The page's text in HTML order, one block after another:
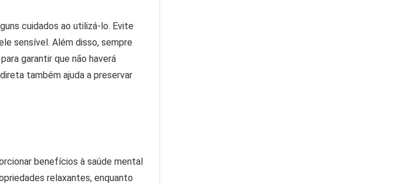
cuidados ao utilizá-lo. Evite
sensível. Além disso, sempre
garantir que não haverá
também ajuda a preservar
benefícios à saúde mental
relaxantes, enquanto